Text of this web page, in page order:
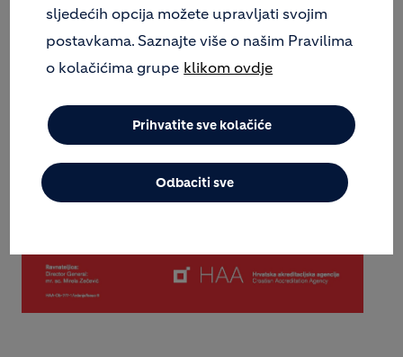
sljedećih opcija možete upravljati svojim
postavkama. Saznajte više o našim Pravilima
o kolačićima grupe klikom ovdje
Prihvatite sve kolačiće
Odbaciti sve